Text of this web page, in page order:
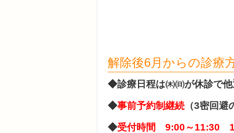
解除後6月からの診療
◆診療日程は㈭㈰が休診で
◆事前予約制継続 （3密回避
◆受付時間 9:00～11:30